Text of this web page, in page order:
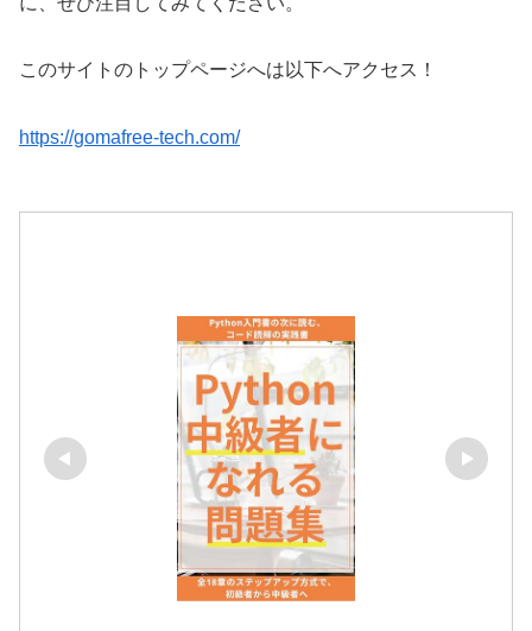
このサイトのトップページへは以下へアクセス！
https://gomafree-tech.com/